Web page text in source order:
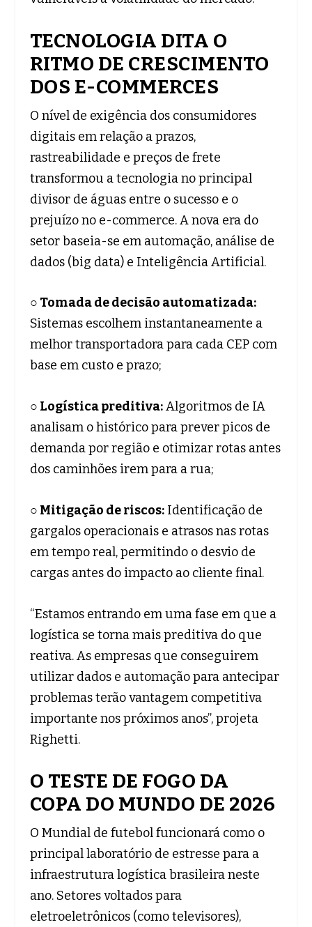
TECNOLOGIA DITA O
RITMO DE CRESCIMENTO
DOS E-COMMERCES
O nível de exigência dos consumidores
digitais em relação a prazos,
rastreabilidade e preços de frete
transformou a tecnologia no principal
divisor de águas entre o sucesso e o
prejuízo no e-commerce. A nova era do
setor baseia-se em automação, análise de
dados (big data) e Inteligência Artificial.
○ Tomada de decisão automatizada:
Sistemas escolhem instantaneamente a
melhor transportadora para cada CEP com
base em custo e prazo;
○ Logística preditiva:Algoritmos de IA
analisam o histórico para prever picos de
demanda por região e otimizar rotas antes
dos caminhões irem para a rua;
○ Mitigação de riscos:Identificação de
gargalos operacionais e atrasos nas rotas
em tempo real, permitindo o desvio de
cargas antes do impacto ao cliente final.
“Estamos entrando em uma fase em que a
logística se torna mais preditiva do que
reativa. As empresas que conseguirem
utilizar dados e automação para antecipar
problemas terão vantagem competitiva
importante nos próximos anos”, projeta
Righetti.
O TESTE DE FOGO DA
COPA DO MUNDO DE 2026
O Mundial de futebol funcionará como o
principal laboratório de estresse para a
infraestrutura logística brasileira neste
ano. Setores voltados para
eletroeletrônicos (como televisores),